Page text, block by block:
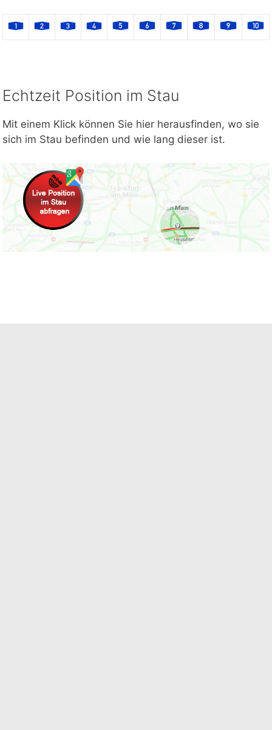
Echtzeit Position im Stau
Mit einem Klick können Sie hier herausfinden, wo sie
sich im Stau befinden und wie lang dieser ist.